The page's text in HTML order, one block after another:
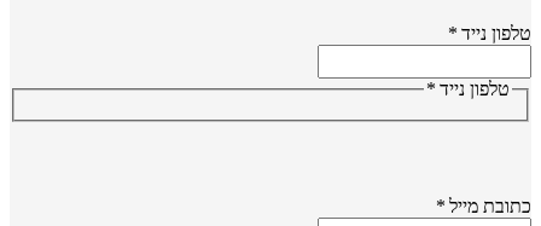
נייד*
טלפון נייד*
מייל*